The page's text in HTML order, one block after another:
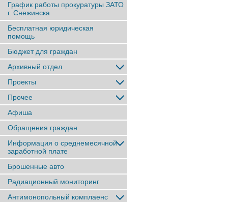
График работы прокуратуры ЗАТО
г. Снежинска
Бесплатная юридическая
помощь
Бюджет для граждан
Архивный отдел
Проекты
Прочее
Афиша
Обращения граждан
Информация о среднемесячной
заработной плате
Брошенные авто
Радиационный мониторинг
Антимонопольный комплаенс